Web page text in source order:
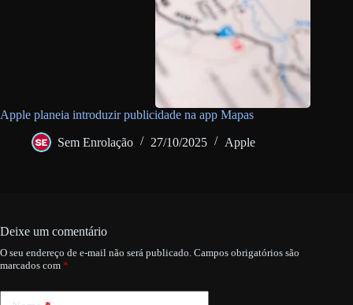
Apple planeia introduzir publicidade na app Mapas
Sem Enrolação 27/10/2025 Apple
Deixe um comentário
O seu endereço de e-mail não será publicado. Campos obrigatórios são
marcados com *